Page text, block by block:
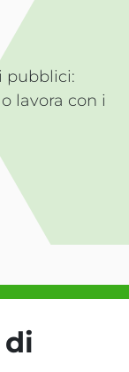
pubblici:
lavora con i